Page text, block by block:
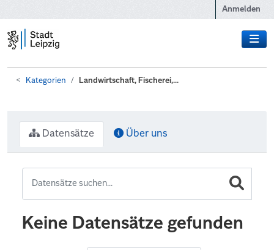
Anmelden
Kategorien Landwirtschaft, Fischerei,...
Datensätze Über uns
Keine Datensätze gefunden